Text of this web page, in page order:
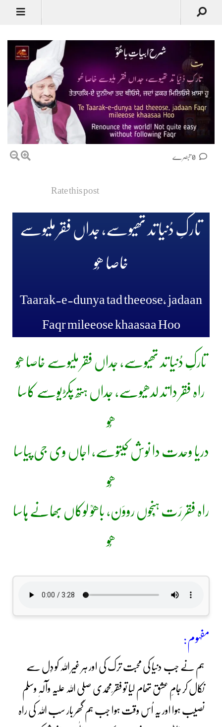
Rate this post
تارکِ دُنیا تد تھیوسے، جداں فقر ملیوسے
خاصا ھُو
Taarak-e-dunya tad theeose, jadaan
Faqr mileeose khaasaa Hoo
تارکِ دُنیا تد تھیوسے، جداں فقر ملیوسے خاصا ھُو
راہ فقر دا تد لدھیوسے، جداں ہتھ پکڑیوسے کاسا
ھُو
دریا وحدت دا نوش کیتوسے، اجاں وی جی پیاسا
ھُو
راہ فقر رَت ہَنجوں رووَن، باھوؒ لوکاں بھانے ہاسا
ھُو
مفہوم:
ہم نے جب دنیا کی محبت ترک کی اور ہر غیر اللہ کو دِل سے
نکال کر جامِ عشق تھام لیا تو فقر ِمحمدی صلی اللہ علیہ وآلہٖ وسلم
نصیب ہوا اور یہ اُس وقت ہوا جب ہم گھر بار سب اللہ کی راہ